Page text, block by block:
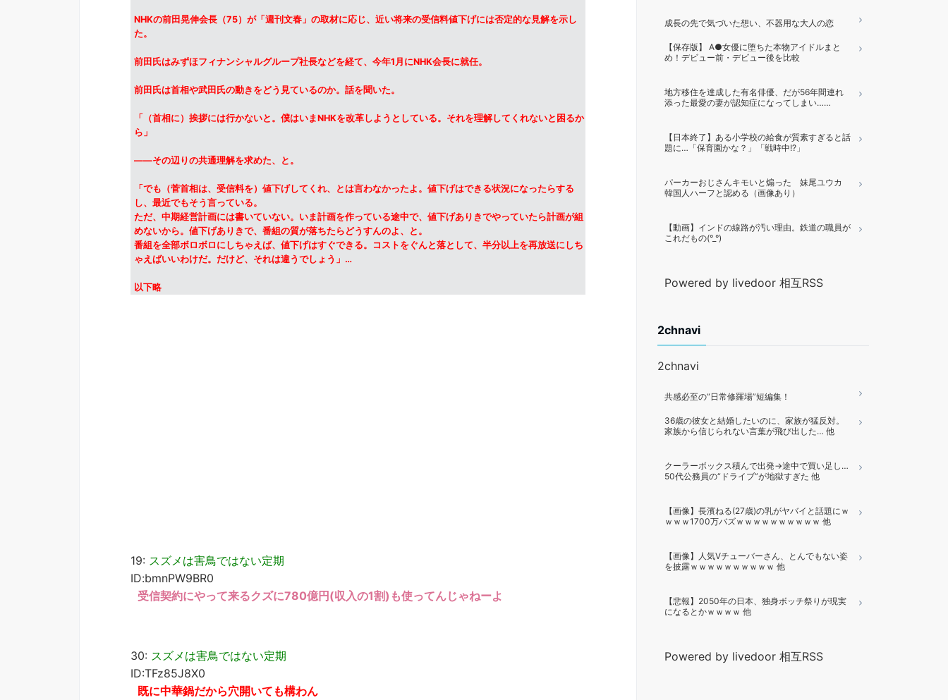
NHKの前田晃伸会長（75）が「週刊文春」の取材に応じ、近い将来の受信料値下げには否定的な見解を示し
た。
前田氏はみずほフィナンシャルグループ社長などを経て、今年1月にNHK会長に就任。
前田氏は首相や武田氏の動きをどう見ているのか。話を聞いた。
「（首相に）挨拶には行かないと。僕はいまNHKを改革しようとしている。それを理解してくれないと困るか
ら」
――その辺りの共通理解を求めた、と。
「でも（菅首相は、受信料を）値下げしてくれ、とは言わなかったよ。値下げはできる状況になったらする
し、最近でもそう言っている。
ただ、中期経営計画には書いていない。いま計画を作っている途中で、値下げありきでやっていたら計画が組
めないから。値下げありきで、番組の質が落ちたらどうすんのよ、と。
番組を全部ボロボロにしちゃえば、値下げはすぐできる。コストをぐんと落として、半分以上を再放送にしち
ゃえばいいわけだ。だけど、それは違うでしょう」…
以下略
19: スズメは害鳥ではない定期
ID:bmnPW9BR0
受信契約にやって来るクズに780億円(収入の1割)も使ってんじゃねーよ
30: スズメは害鳥ではない定期
ID:TFz85J8X0
既に中華鍋だから穴開いても構わん
成長の先で気づいた想い、不器用な大人の恋
【保存版】 A●女優に堕ちた本物アイドルまと
め！デビュー前・デビュー後を比較
地方移住を達成した有名俳優、だが56年間連れ
添った最愛の妻が認知症になってしまい……
【日本終了】ある小学校の給食が質素すぎると話
題に…「保育園かな？」「戦時中!?」
パーカーおじさんキモいと煽った 妹尾ユウカ
韓国人ハーフと認める（画像あり）
【動画】インドの線路が汚い理由。鉄道の職員が
これだもの(°_°)
Powered by livedoor 相互RSS
2chnavi
2chnavi
共感必至の“日常修羅場”短編集！
36歳の彼女と結婚したいのに、家族が猛反対。
家族から信じられない言葉が飛び出した… 他
クーラーボックス積んで出発→途中で買い足し…
50代公務員の“ドライブ”が地獄すぎた 他
【画像】長濱ねる(27歳)の乳がヤバイと話題にｗ
ｗｗｗ1700万バズｗｗｗｗｗｗｗｗｗｗ 他
【画像】人気Vチューバーさん、とんでもない姿
を披露ｗｗｗｗｗｗｗｗｗｗ 他
【悲報】2050年の日本、独身ボッチ祭りが現実
になるとかｗｗｗｗ 他
Powered by livedoor 相互RSS